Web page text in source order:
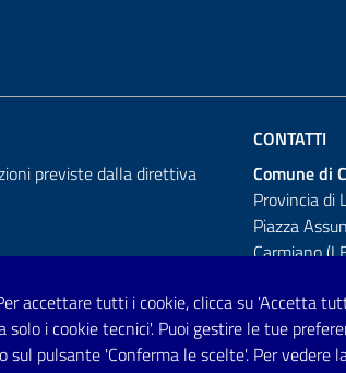
accettare tutti i cookie, clicca su 'Accetta
i cookie tecnici'. Puoi gestire le tue
pulsante 'Conferma le scelte'. Per vedere
previste dalla direttiva
CONTATTI
Comune di
Provincia di
Piazza
Carmiano
Telefono:
Posta